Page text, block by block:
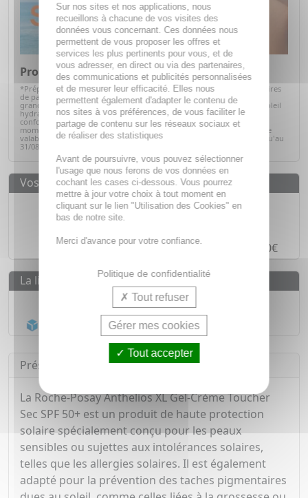
Promos Solaires
*Préparez votre peau pour l'été avec notre sélection de produits solaires
de parapharmacie. Profitez d'offres exceptionnelles sur des soins de
grandes marques : protections solaires pour toute la famille, après-soleil
hydratants et soins adaptés à chaque type de peau. Alliez efficacité,
confort et sécurité tout en bénéficiant de prix avantageux. C'est le
moment idéal pour faire le plein de vos indispensables solaires ! Offre
valable sur articles signalés, dans la limite des stocks disponibles jusqu'au
31/08/2026.
Vos avantages
Des prixIMBATTABLES
Paiement en4 fois sans fraisà partir de 30€
La livraison
Livraison gratuite dès55€
Acheminement Chronopost
Présentation
La Roche-Posay Anthelios XL Gel-Crème Toucher
Sec SPF 50+ est un produit de haute protection
solaire spécialement conçu pour les peaux
sensibles ou sujettes aux intolérances solaires,
telles que les allergies solaires. Il est également
adapté pour la prévention des taches pigmentaires
Sur nos sites et nos applications, nous
recueillons à chacune de vos visites des
données vous concernant. Ces données nous
permettent de vous proposer les offres et
services les plus pertinents pour vous, et de
vous adresser, en direct ou via des partenaires,
des communications et publicités personnalisées
et de mesurer leur efficacité. Elles nous
permettent également d'adapter le contenu de
nos sites à vos préférences, de vous faciliter le
partage de contenu sur les réseaux sociaux et
de réaliser des statistiques
Avant de poursuivre, vous pouvez sélectionner
l'usage que nous ferons de vos données en
cochant les cases ci-dessous. Vous pourrez
mettre à jour votre choix à tout moment en
cliquant sur le lien "Utilisation des Cookies" en
bas de notre site.
Merci d'avance pour votre confiance.
Politique de confidentialité
Tout refuser
Gérer mes cookies
Tout accepter